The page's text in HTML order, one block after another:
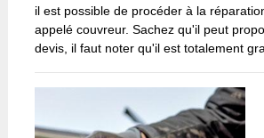
il est possible de procéder à la
appelé couvreur. Sachez qu'il peut
devis, il faut noter qu'il est totalement